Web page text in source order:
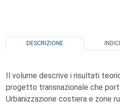
DESCRIZIONE
Il volume descrive i risultati
progetto transnazionale che
Urbanizzazione costiera e zone